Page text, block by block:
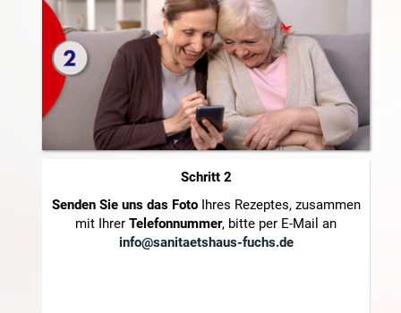
Schritt 2
Senden Sie uns das FotoIhres Rezeptes, zusammen
mit Ihrer Telefonnummer, bitte per E-Mail an
info@sanitaetshaus-fuchs.de